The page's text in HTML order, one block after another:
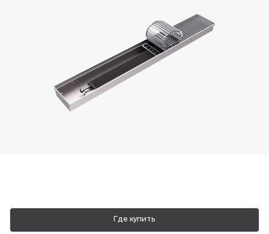
Пн-Пт, 9:00—18:00
Где купить